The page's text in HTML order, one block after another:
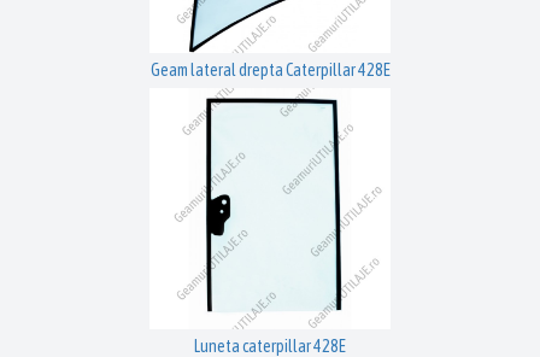
Geam lateral drepta Caterpillar 428E
Luneta caterpillar 428E